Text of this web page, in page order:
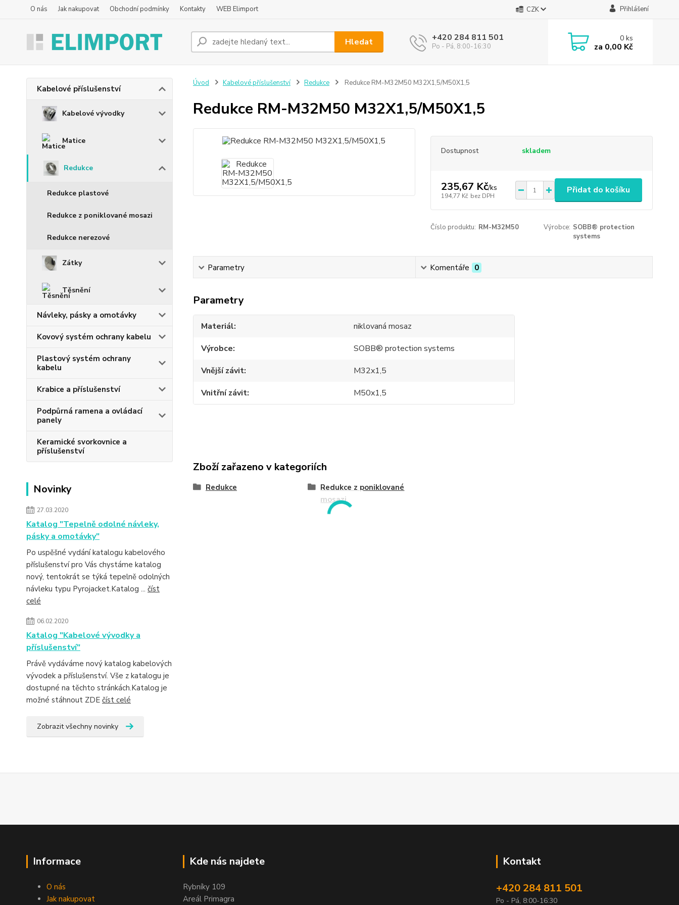
O nás Jak nakupovat Obchodní podmínky Kontakty WEB Elimport CZK Přihlášení
Hledat +420 284 811 501
Po - Pá, 8:00-16:30
0ks
za 0,00 Kč
Kabelové příslušenství
Kabelové vývodky
Matice
Redukce
Redukce plastové
Redukce z poniklované mosazi
Redukce nerezové
Zátky
Těsnění
Návleky, pásky a omotávky
Kovový systém ochrany kabelu
Plastový systém ochrany
kabelu
Krabice a příslušenství
Podpůrná ramena a ovládací
panely
Keramické svorkovnice a
příslušenství
Novinky
27.03.2020
Katalog "Tepelně odolné návleky,
pásky a omotávky"
Po uspěšné vydání katalogu kabelového
příslušenství pro Vás chystáme katalog
nový, tentokrát se týká tepelně odolných
návleku typu Pyrojacket.Katalog ... číst
celé
06.02.2020
Katalog "Kabelové vývodky a
příslušenství"
Právě vydáváme nový katalog kabelových
vývodek a příslušenství. Vše z katalogu je
dostupné na těchto stránkách.Katalog je
možné stáhnout ZDE číst celé
Zobrazit všechny novinky
Úvod Kabelové příslušenství Redukce Redukce RM-M32M50 M32X1,5/M50X1,5
Redukce RM-M32M50 M32X1,5/M50X1,5
Dostupnost skladem
235,67 Kč/ks
194,77 Kč bez DPH
Přidat do košíku
Číslo produktu: RM-M32M50 Výrobce: SOBB® protection
systems
Parametry Komentáře 0
Parametry
Materiál
niklovaná mosaz
Výrobce
SOBB® protection systems
Vnější závit
M32x1,5
Vnitřní závit
M50x1,5
Zboží zařazeno v kategoriích
Redukce
Redukce z poniklované
mosazi
Informace
O nás
Jak nakupovat
Kde nás najdete
Rybníky 109
Areál Primagra
Kontakt
+420 284 811 501
Po - Pá, 8:00-16:30